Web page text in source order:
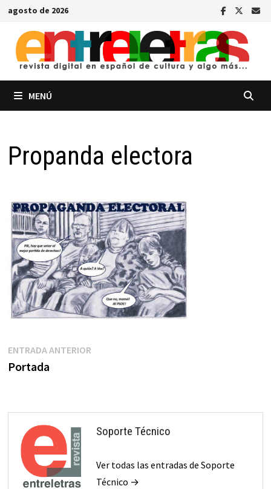
Saltar
contenido
agosto de 2026
MENÚ
Propanda electora
Navegación
de
ENTRADA ANTERIOR
Portada
Soporte Técnico
Ver todas las entradas de Soporte
Técnico →